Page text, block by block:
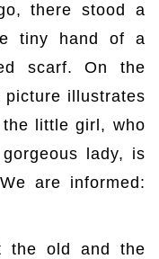
there stood a
tiny hand of a
scarf. On the
picture illustrates
little girl, who
lady, is
are informed:
the old and the